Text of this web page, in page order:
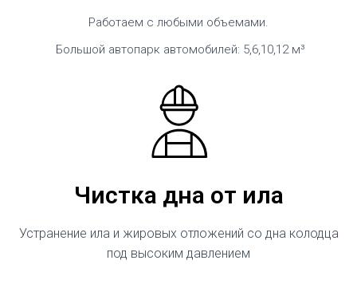
Работаем с любыми объемами.
Большой автопарк автомобилей: 5,6,10,12 м³
Чистка дна от ила
Устранение ила и жировых отложений со дна колодца
под высоким давлением